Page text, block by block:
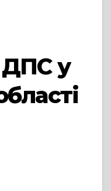
ДПС у